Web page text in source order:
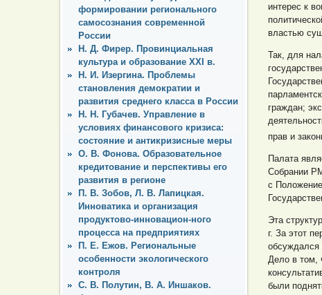
формировании регионального
самосознания современной
России
Н. Д. Фирер. Провинциальная
культура и образование XXI в.
Н. И. Изергина. Проблемы
становления демократии и
развития среднего класса в России
Н. Н. Губачев. Управление в
условиях финансового кризиса:
состояние и антикризисные меры
О. В. Фонова. Образовательное
кредитование и перспективы его
развития в регионе
П. В. Зобов, Л. В. Лапицкая.
Инноватика и организация
продуктово-инновацион-ного
процесса на предприятиях
П. Е. Ежов. Региональные
особенности экологического
контроля
С. В. Полутин, В. А. Иншаков.
интерес к
властью
Так, для
граждан;
прав и
Палата
Собрании
с
Эта
г. За этот
обсуждался
Дело в том,
были